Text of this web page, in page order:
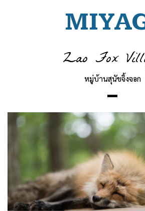
Zao Fox
หมู่บ้านสุนัขจิ้งจอก